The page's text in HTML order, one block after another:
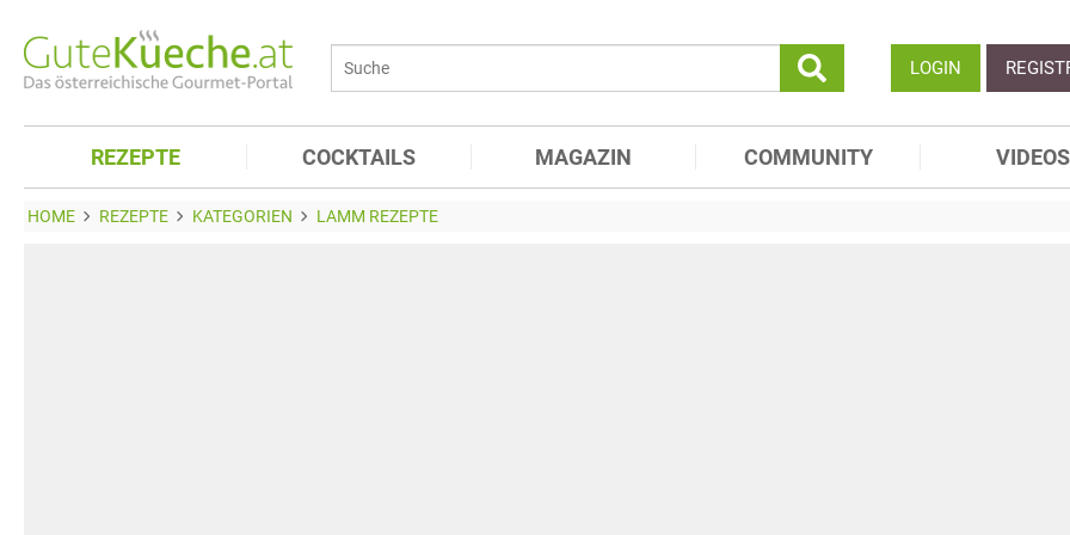
LOGIN
REZEPTE COCKTAILS MAGAZIN COMMUNITY VIDEOS
HOME REZEPTE KATEGORIEN LAMM REZEPTE